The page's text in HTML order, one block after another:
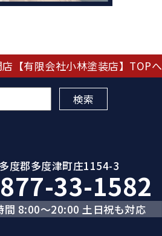
【有限会社小林塗装店】TOPへ
度郡多度津町庄1154-3
33-1582
間 8:00～20:00 土日祝も対応